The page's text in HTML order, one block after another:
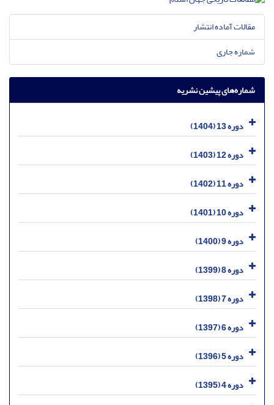
مقالات آماده انتشار
شماره جاری
شماره‌های پیشین نشریه
دوره 13 (1404)
دوره 12 (1403)
دوره 11 (1402)
دوره 10 (1401)
دوره 9 (1400)
دوره 8 (1399)
دوره 7 (1398)
دوره 6 (1397)
دوره 5 (1396)
دوره 4 (1395)